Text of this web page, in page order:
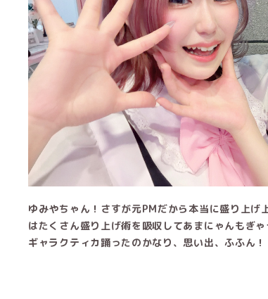
ゆみやちゃん！さすが元PMだから本当に盛り上
はたくさん盛り上げ術を吸収してあまにゃんもぎ
ギャラクティカ踊ったのかなり、思い出、ふふん！